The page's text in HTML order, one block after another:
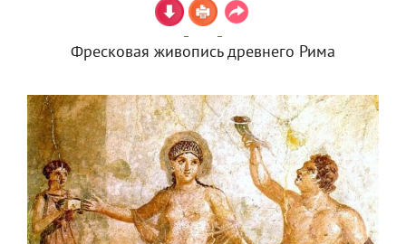
Фресковая живопись древнего Рима